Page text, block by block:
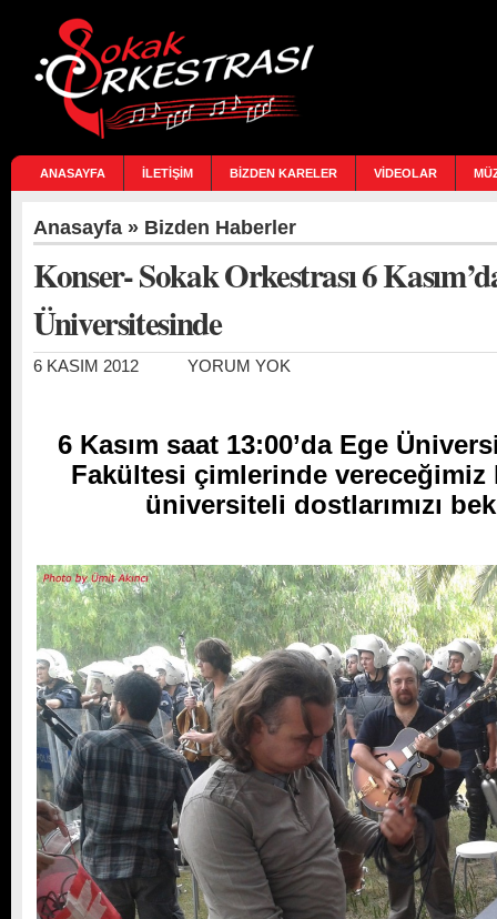
ANASAYFA İLETİŞİM BİZDEN KARELER VİDEOLAR
Anasayfa » Bizden Haberler
Konser- Sokak Orkestrası 6
Üniversitesinde
6 KASIM 2012 YORUM YOK
6 Kasım saat 13:00’da Ege
Fakültesi çimlerinde vereceğimiz
üniversiteli dostlarımızı